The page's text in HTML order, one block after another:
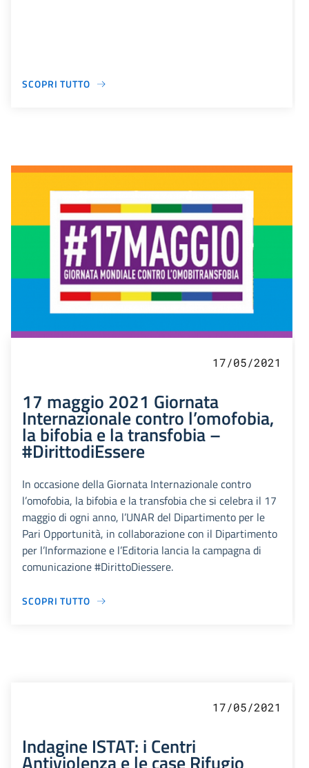
SCOPRI TUTTO
17/05/2021
17 maggio 2021 Giornata
Internazionale contro l’omofobia,
la bifobia e la transfobia –
#DirittodiEssere
In occasione della Giornata Internazionale contro
l’omofobia, la bifobia e la transfobia che si celebra il 17
maggio di ogni anno, l’UNAR del Dipartimento per le
Pari Opportunità, in collaborazione con il Dipartimento
per l’Informazione e l’Editoria lancia la campagna di
comunicazione #DirittoDiessere.
SCOPRI TUTTO
17/05/2021
Indagine ISTAT: i Centri